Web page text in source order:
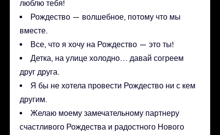
люблю тебя!
Рождество — волшебное, потому что мы
вместе.
Все, что я хочу на Рождество — это ты!
Детка, на улице холодно… давай согреем
друг друга.
Я бы не хотела провести Рождество ни с кем
другим.
Желаю моему замечательному партнеру
счастливого Рождества и радостного Нового